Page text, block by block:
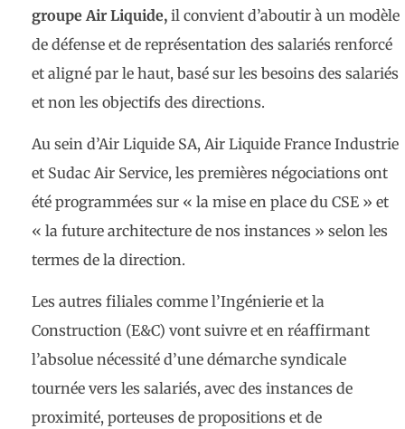
groupe Air Liquide, il convient d’aboutir à un modèle
de défense et de représentation des salariés renforcé
et aligné par le haut, basé sur les besoins des salariés
et non les objectifs des directions.
Au sein d’Air Liquide SA, Air Liquide France Industrie
et Sudac Air Service, les premières négociations ont
été programmées sur « la mise en place du CSE » et
« la future architecture de nos instances » selon les
termes de la direction.
Les autres filiales comme l’Ingénierie et la
Construction (E&C) vont suivre et en réaffirmant
l’absolue nécessité d’une démarche syndicale
tournée vers les salariés, avec des instances de
proximité, porteuses de propositions et de